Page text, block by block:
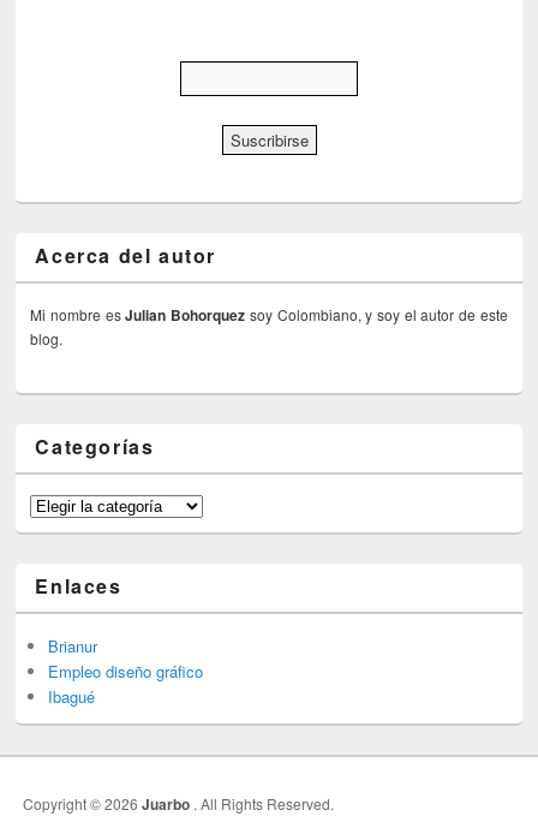
Acerca del autor
Mi nombre esJulian Bohorquez soy Colombiano, y soy el autor de este
blog.
Categorías
Categorías
Enlaces
Brianur
Empleo diseño gráfico
Ibagué
Copyright © 2026Juarbo . All Rights Reserved.